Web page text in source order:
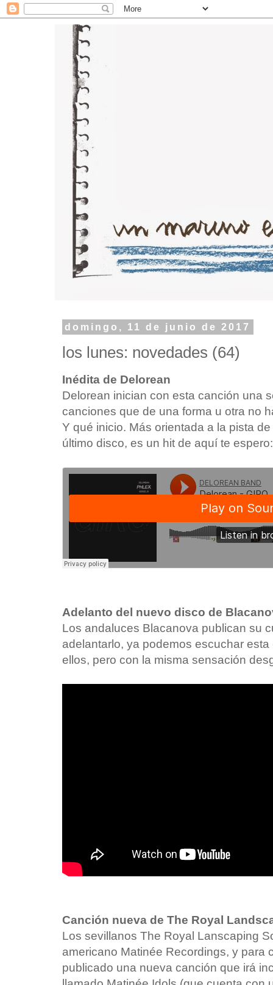
domingo, 11 de junio de 2017
los lunes: novedades (64)
Inédita de Delorean
Delorean inician con esta canción una
canciones que de una forma u otra no
Y qué inicio. Más orientada a la pista
último disco, es un hit de aquí te espero:
Adelanto del nuevo disco de
Los andaluces Blacanova publican su
adelantarlo, ya podemos escuchar
ellos, pero con la misma sensación
Canción nueva de The Royal
Los sevillanos The Royal Lanscaping
americano Matinée Recordings, y para
publicado una nueva canción que irá